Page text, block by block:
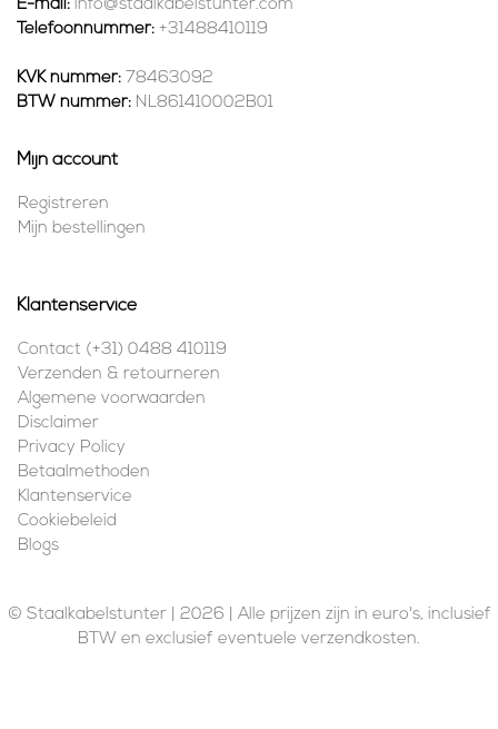
E-mail: info@staalkabelstunter.com
Telefoonnummer: +31488410119
KVK nummer: 78463092
BTW nummer: NL861410002B01
Mijn account
Registreren
Mijn bestellingen
Klantenservice
Contact (+31) 0488 410119
Verzenden & retourneren
Algemene voorwaarden
Disclaimer
Privacy Policy
Betaalmethoden
Klantenservice
Cookiebeleid
Blogs
© Staalkabelstunter | 2026 | Alle prijzen zijn in euro's, inclusief
BTW en exclusief eventuele verzendkosten.